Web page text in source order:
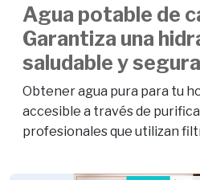
Agua potable de
Garantiza una
saludable y segura
Obtener agua pura para tu
accesible a través de
profesionales que utilizan